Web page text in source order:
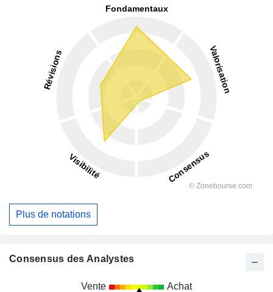
Plus de notations
Consensus des Analystes
Vente Achat